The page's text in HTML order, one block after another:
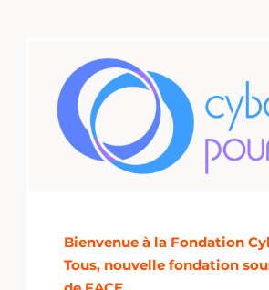
Bienvenue à la Fondation
Tous, nouvelle fondation